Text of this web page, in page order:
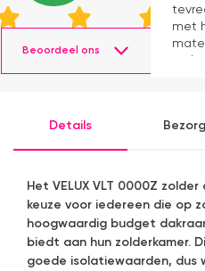
Beoordeel ons
met
en het
Details
Het VELUX VLT 0000Z
keuze voor iedereen die op
hoogwaardig budget
biedt aan hun zolderkamer.
goede isolatiewaarden, dus